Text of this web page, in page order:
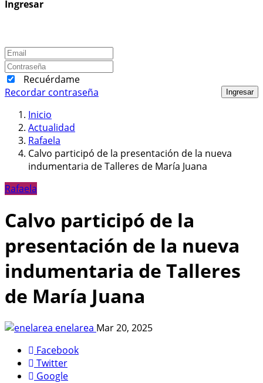
Ingresar
Recuérdame
Ingresar
Recordar contraseña
Inicio
Actualidad
Rafaela
Calvo participó de la presentación de la nueva
indumentaria de Talleres de María Juana
Rafaela
Calvo participó de la
presentación de la nueva
indumentaria de Talleres
de María Juana
enelarea Mar 20, 2025
Facebook
Twitter
Google